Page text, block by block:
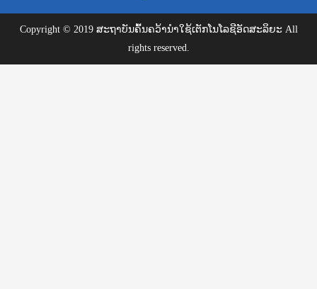
Copyright © 2019 ສະຖາບັນຄົ້ນຄວ້ານຳໃຊ້ເຕັກໂນໂລຊີອັດສະລິຍະ All
rights reserved.